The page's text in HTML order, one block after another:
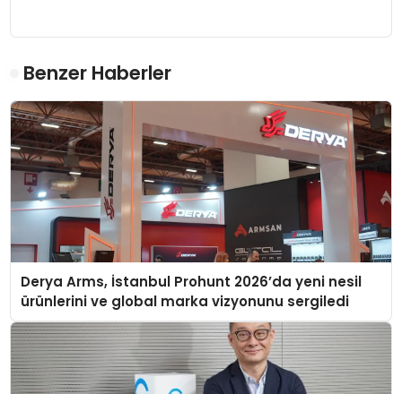
Benzer Haberler
Derya Arms, İstanbul Prohunt 2026’da yeni nesil
ürünlerini ve global marka vizyonunu sergiledi